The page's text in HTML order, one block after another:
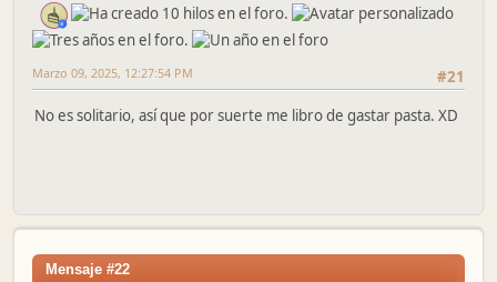
#21
Marzo 09, 2025, 12:27:54 PM
No es solitario, así que por suerte me libro de gastar pasta. XD
Mensaje #22